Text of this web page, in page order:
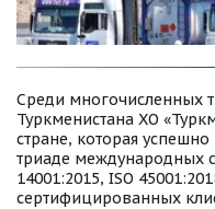
Среди многочисленных
Туркменистана ХО
стране, которая
триаде международных
14001:2015, ISO
сертифицированных